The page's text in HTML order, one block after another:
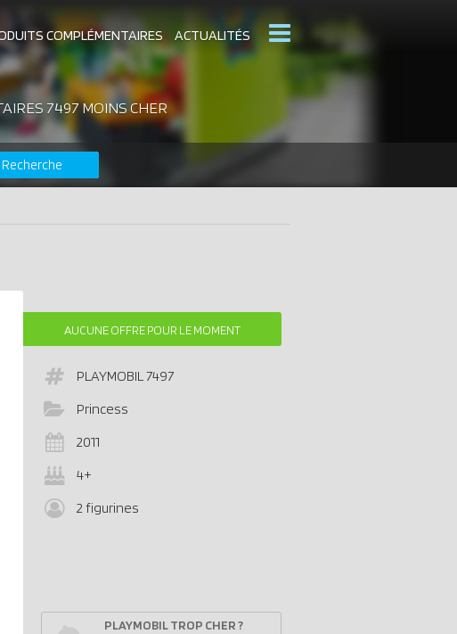
COMPLÉMENTAIRES ACTUALITÉS
PLAYMOBIL CATALOGUES PLAYMOBIL
CHERS DERNIERS PLAYMOBIL AJOUTÉS
7497 MOINS CHER
Recherche
AUCUNE OFFRE POUR LE MOMENT
PLAYMOBIL7497
Princess
2011
4+
2 figurines
PLAYMOBIL TROP CHER ?